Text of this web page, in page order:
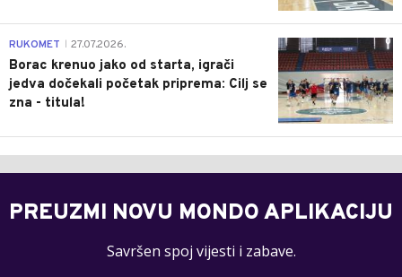
0
RUKOMET 27.07.2026.
Borac krenuo jako od starta, igrači
jedva dočekali početak priprema: Cilj se
zna - titula!
PREUZMI NOVU MONDO APLIKACIJU
Savršen spoj vijesti i zabave.